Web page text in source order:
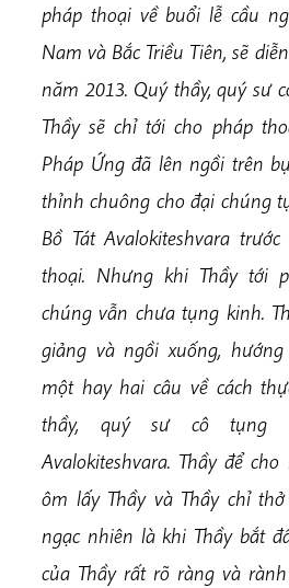
pháp thoại về buổi lễ cầu
Nam và Bắc Triều Tiên, sẽ
năm 2013. Quý thầy, quý sư
Thầy sẽ chỉ tới cho pháp
Pháp Ứng đã lên ngồi trên
thỉnh chuông cho đại chúng
Bồ Tát Avalokiteshvara
thoại. Nhưng khi Thầy tới
chúng vẫn chưa tụng kinh.
giảng và ngồi xuống,
một hay hai câu về cách
thầy, quý sư cô tụng
Avalokiteshvara. Thầy để
ôm lấy Thầy và Thầy chỉ
ngạc nhiên là khi Thầy bắt
của Thầy rất rõ ràng và